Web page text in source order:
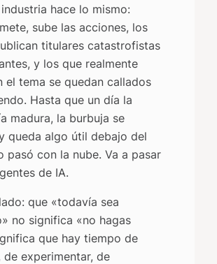
hace lo mismo:
sube las acciones, los
titulares catastrofistas
y los que realmente
el tema se quedan callados
Hasta que un día la
madura, la burbuja se
queda algo útil debajo del
pasó con la nube. Va a pasar
de IA.
que «todavía sea
no significa «no hagas
que hay tiempo de
de experimentar, de